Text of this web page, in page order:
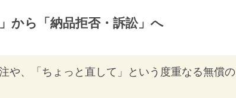
から「納品拒否・訴訟」へ
や、「ちょっと直して」という度重なる無償の